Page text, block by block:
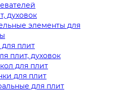
духовок
элементы для
плит
плит, духовок
для плит
для плит
для плит